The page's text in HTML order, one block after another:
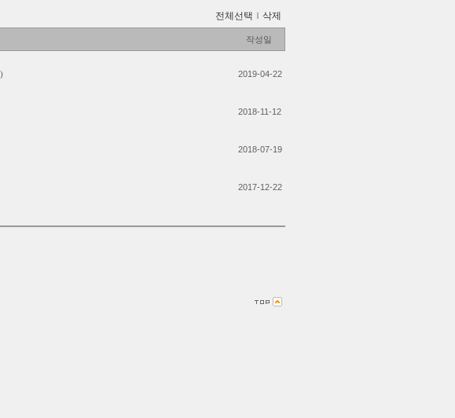
전체선택 ｌ 삭제
작성일
2019-04-22
2018-11-12
2018-07-19
2017-12-22